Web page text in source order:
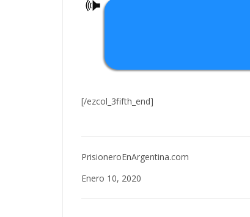
[/ezcol_3fifth_end]
PrisioneroEnArgentina.com
Enero 10, 2020